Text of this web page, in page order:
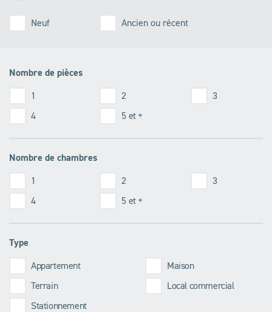
Neuf Ancien ou récent
Nombre de pièces
1 2
3
4
5 et +
Nombre de chambres
1 2
3
4
5 et +
Type
Appartement
Maison
Terrain
Local commercial
Stationnement